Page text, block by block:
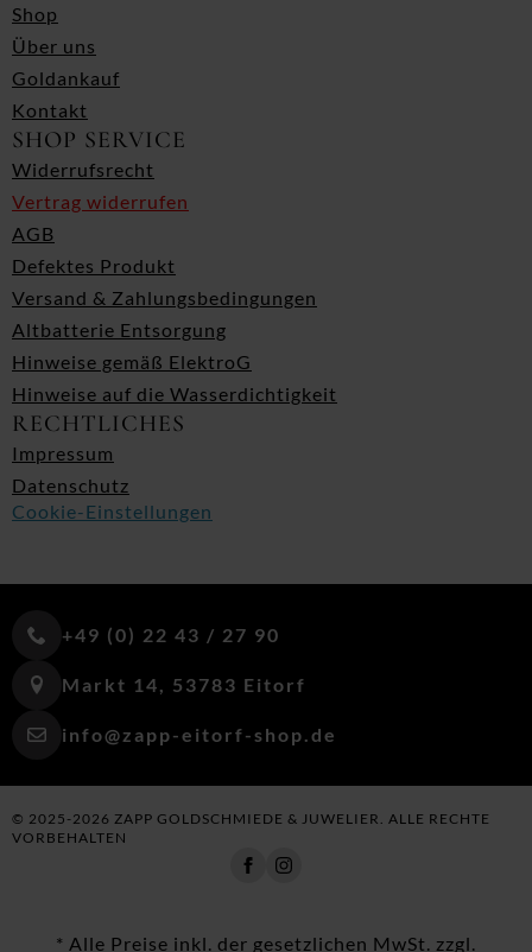
Shop
Über uns
Goldankauf
Kontakt
SHOP SERVICE
Widerrufsrecht
Vertrag widerrufen
AGB
Defektes Produkt
Versand & Zahlungsbedingungen
Altbatterie Entsorgung
Hinweise gemäß ElektroG
Hinweise auf die Wasserdichtigkeit
RECHTLICHES
Impressum
Datenschutz
Cookie-Einstellungen
+49 (0) 22 43 / 27 90
Markt 14, 53783 Eitorf
info@zapp-eitorf-shop.de
© 2025-2026 ZAPP GOLDSCHMIEDE & JUWELIER. ALLE RECHTE
VORBEHALTEN
* Alle Preise inkl. der gesetzlichen MwSt. zzgl.